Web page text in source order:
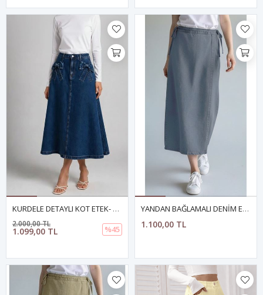
KURDELE DETAYLI KOT ETEK- MAVİ
1.099,00 TL
2.000,00 TL
%45
YANDAN BAĞLAMALI DENİM ETEK- ANTRASİT
1.100,00 TL